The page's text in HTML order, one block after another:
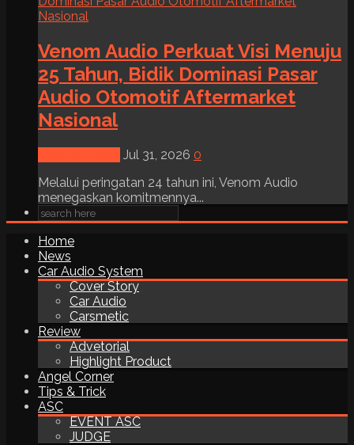
Venom Audio Perkuat Visi Menuju
25 Tahun, Bidik Dominasi Pasar
Audio Otomotif Aftermarket
Nasional
Jul 31, 2026 0
Melalui peringatan 24 tahun ini, Venom Audio
menegaskan komitmennya...
Home
News
Car Audio System
Cover Story
Car Audio
Carsmetic
Review
Advetorial
Highlight Product
Angel Corner
Tips & Trick
ASC
EVENT ASC
JUDGE